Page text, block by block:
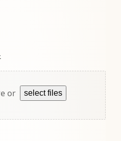
or select files